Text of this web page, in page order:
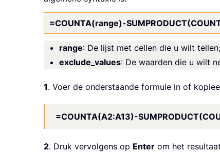
=COUNTA(range)-
range: De lijst met cellen die u wilt tellen;
exclude_values: De waarden die u wilt
1. Voer de onderstaande formule in of
=COUNTA(A2:A13)-
2. Druk vervolgens op Enter om het